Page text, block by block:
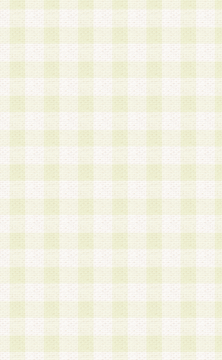
a.既に登録されている会員と同一のメールアドレ
録する場合
b.本サービスと同様のサービスを提供している企
業に従事していると思われる本人またはその家族
場合
c.その他当社が不適切と判断する場合
2.当社は、会員登録希望者を会員として承認する
した 場合、会員登録希望者による会員登録手続
による承認後の場合であっても、会員登録の取り
の抹消を、当社が適切と判 断する方法・手段に
とができるものとします。
3.会員登録希望者が18歳未満、成年被後見人、被
人 である場合は、親権者などの法定代理人の同
録を行うものとします。なお、義務教育学齢に該
者については、登録時に 当社が別途定める方法
権者による承認手続きを行うものとします。
第3条 会員の登録方法
1.会員登録手続きは、会員登録希望者本人が行う
る登録は一切認められないものとします。
2.会員登録希望者は、本規約に同意の後、当社指
画 面」において、当社が指定する必要事項を入
を行うものとします。当社は、会員登録を承認し
会員として本サービスを 受けるためのログイン
を付与します。
3.会員は、会員登録の際に申告する登録情報の全